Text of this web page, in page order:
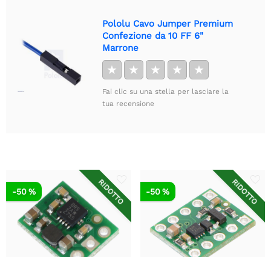
Pololu Cavo Jumper Premium
Confezione da 10 FF 6"
Marrone
★ ★ ★ ★ ★
Fai clic su una stella per lasciare la
tua recensione
RIDOTTO
-50 % RIDOTTO
-50 %